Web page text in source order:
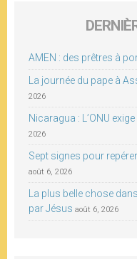
AMEN : des prêtres à
La journée du pape à
2026
Nicaragua : L’ONU
2026
Sept signes pour
août 6, 2026
La plus belle chose
par Jésus août 6, 2026